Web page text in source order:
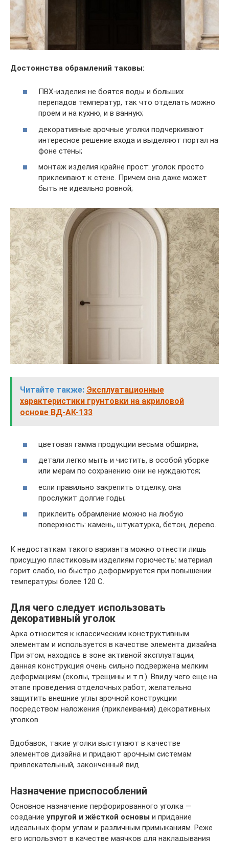
Достоинства обрамлений таковы:
ПВХ-изделия не боятся воды и больших
перепадов температур, так что отделать можно
проем и на кухню, и в ванную;
декоративные арочные уголки подчеркивают
интересное решение входа и выделяют портал на
фоне стены;
монтаж изделия крайне прост: уголок просто
приклеивают к стене. Причем она даже может
быть не идеально ровной;
Читайте также: Эксплуатационные
характеристики грунтовки на акриловой
основе ВД-АК-133
цветовая гамма продукции весьма обширна;
детали легко мыть и чистить, в особой уборке
или мерам по сохранению они не нуждаются;
если правильно закрепить отделку, она
прослужит долгие годы;
приклеить обрамление можно на любую
поверхность: камень, штукатурка, бетон, дерево.
К недостаткам такого варианта можно отнести лишь
присущую пластиковым изделиям горючесть: материал
горит слабо, но быстро деформируется при повышении
температуры более 120 С.
Для чего следует использовать
декоративный уголок
Арка относится к классическим конструктивным
элементам и используется в качестве элемента дизайна.
При этом, находясь в зоне активной эксплуатации,
данная конструкция очень сильно подвержена мелким
деформациям (сколы, трещины и т.п.). Ввиду чего еще на
этапе проведения отделочных работ, желательно
защитить внешние углы арочной конструкции
посредством наложения (приклеивания) декоративных
уголков.
Вдобавок, такие уголки выступают в качестве
элементов дизайна и придают арочным системам
привлекательный, законченный вид.
Назначение приспособлений
Основное назначение перфорированного уголка —
создание упругой и жёсткой основы и придание
идеальных форм углам и различным примыканиям. Реже
его используют в качестве маячков для накладывания